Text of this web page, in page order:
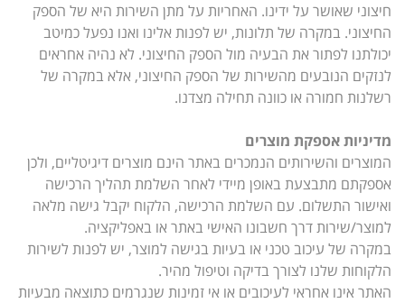
חיצוני שאושר על ידינו. האחריות על מתן השירות היא של הספק
החיצוני. במקרה של תלונות, יש לפנות אלינו ואנו נפעל כמיטב
יכולתנו לפתור את הבעיה מול הספק החיצוני. לא נהיה אחראים
לנזקים הנובעים מהשירות של הספק החיצוני, אלא במקרה של
רשלנות חמורה או כוונה תחילה מצדנו.
מדיניות אספקת מוצרים
המוצרים והשירותים הנמכרים באתר הינם מוצרים דיגיטליים, ולכן
אספקתם מתבצעת באופן מיידי לאחר השלמת תהליך הרכישה
ואישור התשלום. עם השלמת הרכישה, הלקוח יקבל גישה מלאה
למוצר/שירות דרך חשבונו האישי באתר או באפליקציה.
במקרה של עיכוב טכני או בעיות בגישה למוצר, יש לפנות לשירות
הלקוחות שלנו לצורך בדיקה וטיפול מהיר.
האתר אינו אחראי לעיכובים או אי זמינות שנגרמים כתוצאה מבעיות